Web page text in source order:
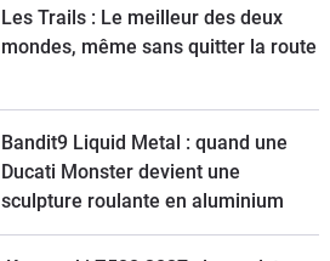
Les Trails : Le meilleur des deux
mondes, même sans quitter la route
Bandit9 Liquid Metal : quand une
Ducati Monster devient une
sculpture roulante en aluminium